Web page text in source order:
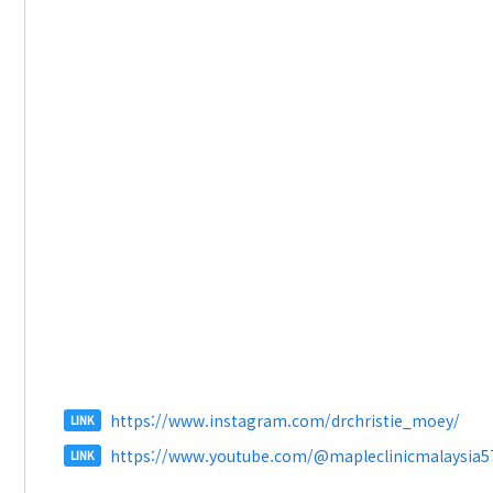
LINK https://www.instagram.com/drchristie_moey/
LINK https://www.youtube.com/